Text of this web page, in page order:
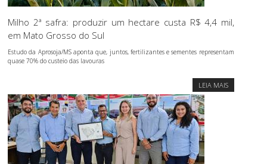
Milho 2ª safra: produzir um hectare custa R$ 4,4 mil,
em Mato Grosso do Sul
Estudo da Aprosoja/MS aponta que, juntos, fertilizantes e sementes representam
quase 70% do custeio das lavouras
LEIA MAIS